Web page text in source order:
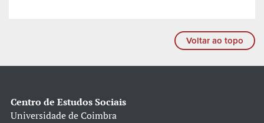
Voltar ao topo
Centro de Estudos Sociais
Universidade de Coimbra